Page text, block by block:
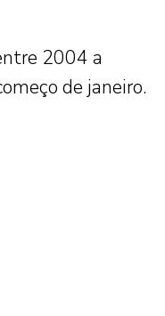
2004 a
de janeiro.